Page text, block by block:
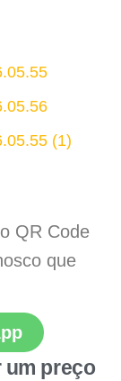
QR Code
que
um preço